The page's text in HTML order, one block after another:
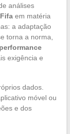
análises
Fifaem matéria
a adaptação
torna a norma,
performance
exigência e
dados.
móvel ou
e dos